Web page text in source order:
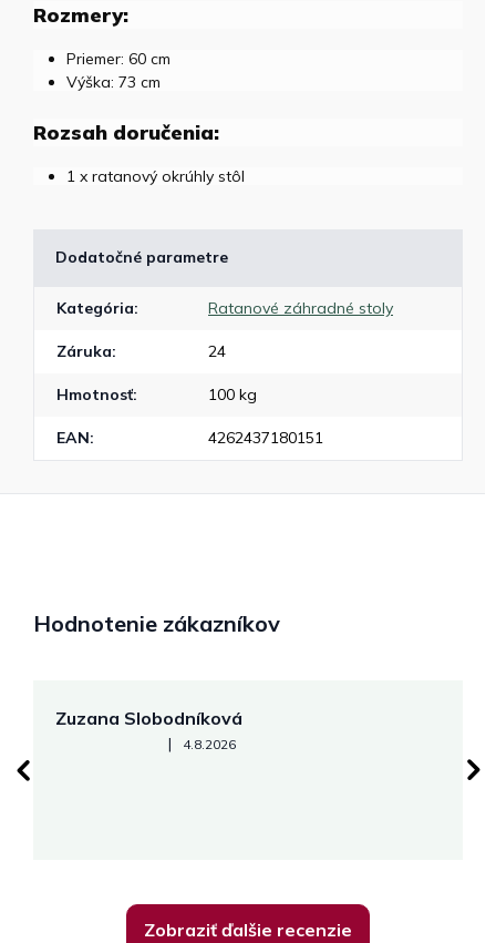
Rozmery:
Priemer: 60 cm
Výška: 73 cm
Rozsah doručenia:
1 x ratanový okrúhly stôl
Dodatočné parametre
Kategória: Ratanové záhradné stoly
Záruka: 24
Hmotnosť: 100 kg
EAN: 4262437180151
Hodnotenie zákazníkov
Zuzana Slobodníková
Hodnotenie obchodu je 5 z 5 hviezdičiek.
| 4.8.2026
Zobraziť ďalšie recenzie